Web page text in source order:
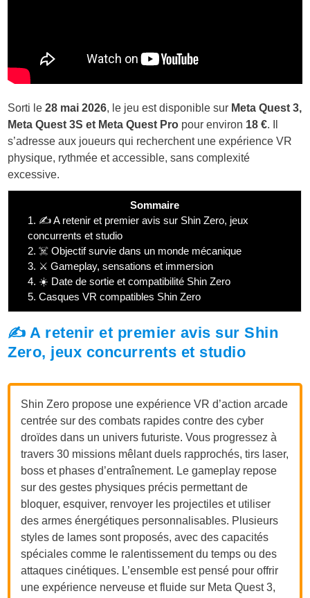
Sorti le28 mai 2026, le jeu est disponible sur Meta Quest 3,
Meta Quest 3S et Meta Quest Pro pour environ 18 €. Il
s’adresse aux joueurs qui recherchent une expérience VR
physique, rythmée et accessible, sans complexité
excessive.
Sommaire
1. ✍️ A retenir et premier avis sur Shin Zero, jeux
concurrents et studio
2. ☠️ Objectif survie dans un monde mécanique
3. ⚔️ Gameplay, sensations et immersion
4. ☀️ Date de sortie et compatibilité Shin Zero
5. Casques VR compatibles Shin Zero
✍️ A retenir et premier avis sur Shin
Zero, jeux concurrents et studio
Shin Zero propose une expérience VR d’action arcade
centrée sur des combats rapides contre des cyber
droïdes dans un univers futuriste. Vous progressez à
travers 30 missions mêlant duels rapprochés, tirs laser,
boss et phases d’entraînement. Le gameplay repose
sur des gestes physiques précis permettant de
bloquer, esquiver, renvoyer les projectiles et utiliser
des armes énergétiques personnalisables. Plusieurs
styles de lames sont proposés, avec des capacités
spéciales comme le ralentissement du temps ou des
attaques cinétiques. L’ensemble est pensé pour offrir
une expérience nerveuse et fluide sur Meta Quest 3,